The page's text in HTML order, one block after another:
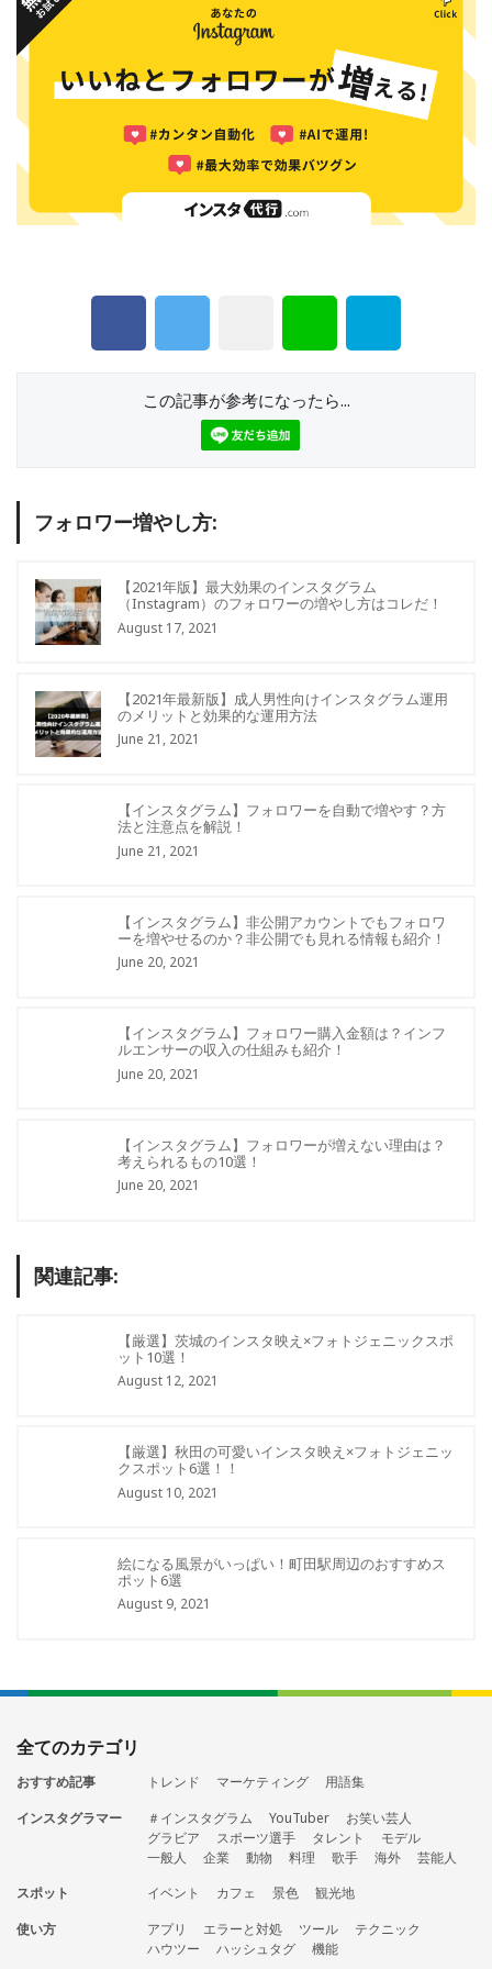
この記事が参考になったら...
フォロワー増やし方:
【2021年版】最大効果のインスタグラム
（Instagram）のフォロワーの増やし方はコレだ！
August 17, 2021
【2021年最新版】成人男性向けインスタグラム運用
のメリットと効果的な運用方法
June 21, 2021
【インスタグラム】フォロワーを自動で増やす？方
法と注意点を解説！
June 21, 2021
【インスタグラム】非公開アカウントでもフォロワ
ーを増やせるのか？非公開でも見れる情報も紹介！
June 20, 2021
【インスタグラム】フォロワー購入金額は？インフ
ルエンサーの収入の仕組みも紹介！
June 20, 2021
【インスタグラム】フォロワーが増えない理由は？
考えられるもの10選！
June 20, 2021
関連記事:
【厳選】茨城のインスタ映え×フォトジェニックスポ
ット10選！
August 12, 2021
【厳選】秋田の可愛いインスタ映え×フォトジェニッ
クスポット6選！！
August 10, 2021
絵になる風景がいっぱい！町田駅周辺のおすすめス
ポット6選
August 9, 2021
全てのカテゴリ
おすすめ記事 トレンド マーケティング
用語集
インスタグラマー
＃インスタグラム YouTuber
お笑い芸人
グラビア
スポーツ選手 タレント
モデル
一般人
企業 動物 料理 歌手 海外
芸能人
スポット
イベント カフェ 景色
観光地
使い方
アプリ エラーと対処 ツール
テクニック
ハウツー
ハッシュタグ 機能